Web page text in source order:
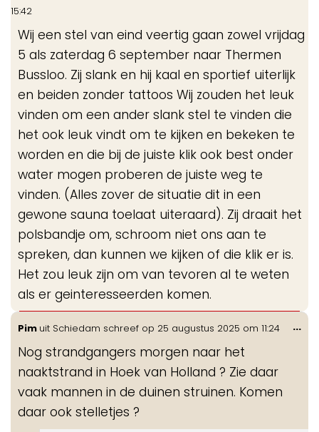
15:42
Wij een stel van eind veertig gaan zowel vrijdag
5 als zaterdag 6 september naar Thermen
Bussloo. Zij slank en hij kaal en sportief uiterlijk
en beiden zonder tattoos Wij zouden het leuk
vinden om een ander slank stel te vinden die
het ook leuk vindt om te kijken en bekeken te
worden en die bij de juiste klik ook best onder
water mogen proberen de juiste weg te
vinden. (Alles zover de situatie dit in een
gewone sauna toelaat uiteraard). Zij draait het
polsbandje om, schroom niet ons aan te
spreken, dan kunnen we kijken of die klik er is.
Het zou leuk zijn om van tevoren al te weten
als er geinteresseerden komen.
Pim uit Schiedam schreef op 25 augustus 2025 om 11:24
Nog strandgangers morgen naar het
naaktstrand in Hoek van Holland ? Zie daar
vaak mannen in de duinen struinen. Komen
daar ook stelletjes ?
...